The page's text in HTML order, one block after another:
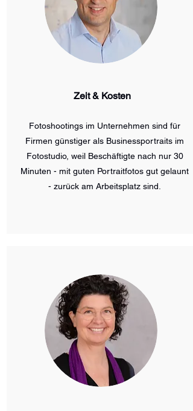
Zeit & Kosten
Fotoshootings im Unternehmen sind für
Firmen günstiger als Businessportraits im
Fotostudio, weil Beschäftigte nach nur 30
Minuten - mit guten Portraitfotos gut gelaunt
- zurück am Arbeitsplatz sind.